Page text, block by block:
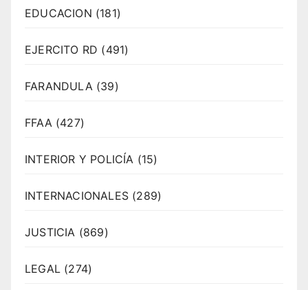
EDUCACION (181)
EJERCITO RD (491)
FARANDULA(39)
FFAA(427)
INTERIOR Y POLICÍA (15)
INTERNACIONALES (289)
JUSTICIA (869)
LEGAL (274)